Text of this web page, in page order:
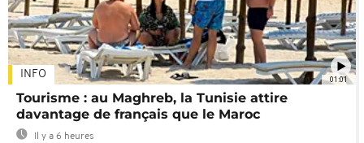
01:01
INFO
Tourisme : au Maghreb, la Tunisie attire
davantage de français que le Maroc
Il y a 6 heures